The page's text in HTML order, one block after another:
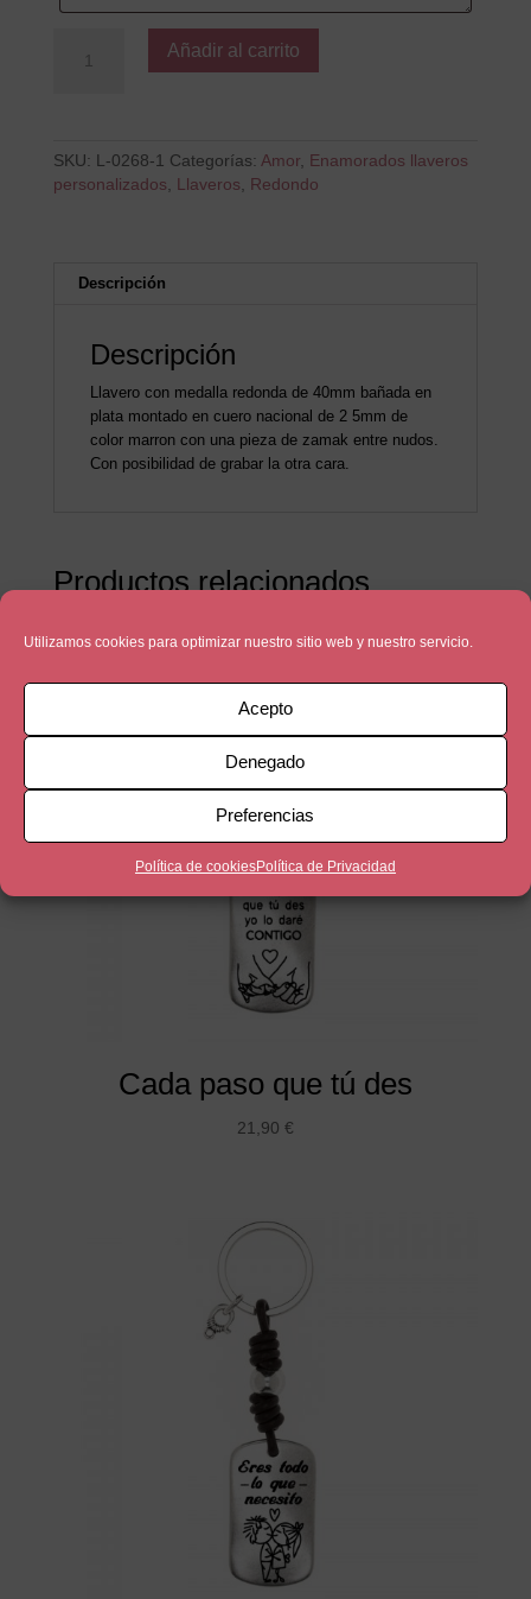
Utilizamos cookies para optimizar nuestro sitio web y nuestro servicio.
Acepto
Denegado
Preferencias
Política de cookiesPolítica de Privacidad
Contigo
Añadir al carrito
SKU: L-0268-1 Categorías: Amor, Enamorados llaveros
personalizados, Llaveros, Redondo
Descripción
Descripción
Llavero con medalla redonda de 40mm bañada en
plata montado en cuero nacional de 2 5mm de
color marron con una pieza de zamak entre nudos.
Con posibilidad de grabar la otra cara.
Productos relacionados
Cada paso que tú des
21,90 €